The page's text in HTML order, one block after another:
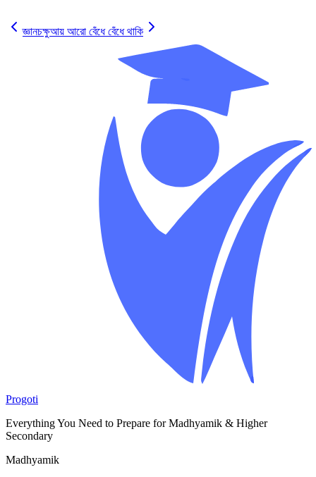
জ্ঞানচক্ষুআয় আরো বেঁধে বেঁধে থাকি
Progoti
Everything You Need to Prepare for Madhyamik & Higher
Secondary
Madhyamik